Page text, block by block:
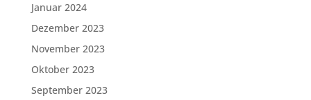
Januar 2024
Dezember 2023
November 2023
Oktober 2023
September 2023